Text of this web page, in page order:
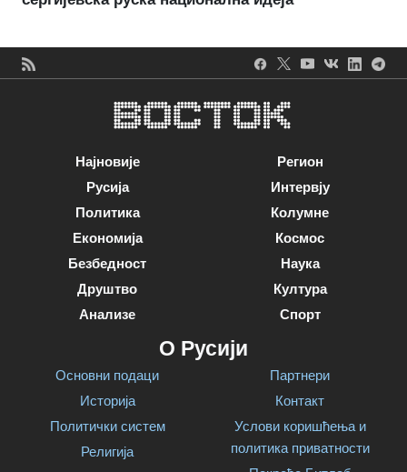
Најновије
Русија
Политика
Економија
Безбедност
Друштво
Анализе
Регион
Интервју
Колумне
Космос
Наука
Култура
Спорт
О Русији
Основни подаци
Историја
Политички систем
Религија
Партнери
Контакт
Услови коришћења и
политика приватности